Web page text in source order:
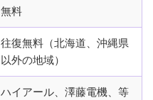
無料
往復無料（北海道、沖縄県
以外の地域）
ハイアール、澤藤電機、等